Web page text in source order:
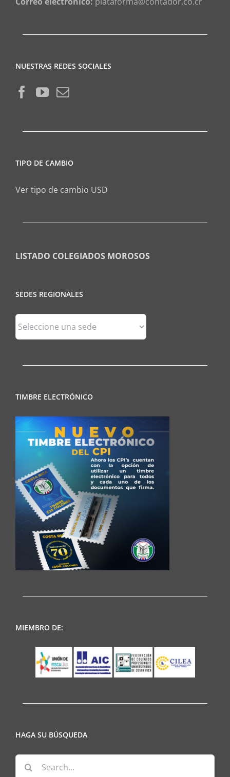
NUESTRAS REDES SOCIALES
TIPO DE CAMBIO
Ver tipo de cambio USD
LISTADO COLEGIADOS MOROSOS
SEDES REGIONALES
Sedes
Regionales
TIMBRE ELECTRÓNICO
MIEMBRO DE:
HAGA SU BÚSQUEDA
Search